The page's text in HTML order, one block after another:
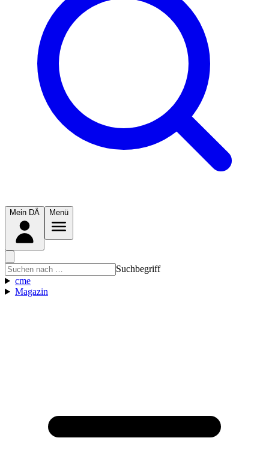
Mein DÄ Menü
Suchbegriff
cme
Magazin